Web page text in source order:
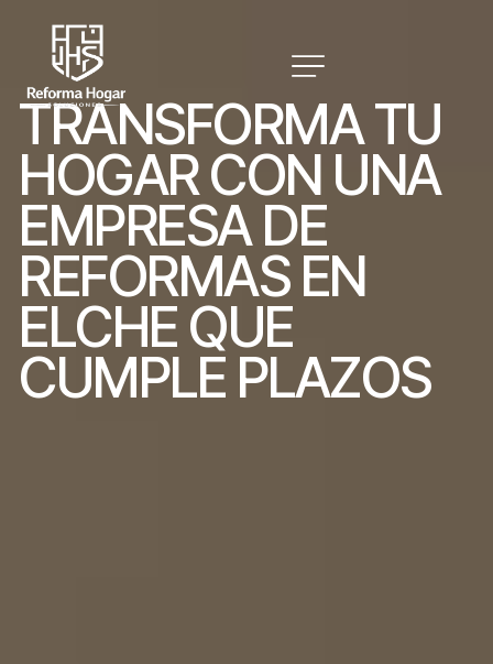
TRANSFORMATU
HOGARCON UNA
EMPRESA DE
REFORMAS EN
ELCHE QUE
CUMPLE PLAZOS